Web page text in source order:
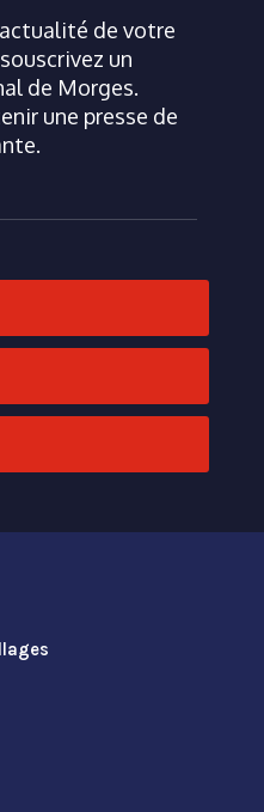
de votre
un
de Morges.
une presse de